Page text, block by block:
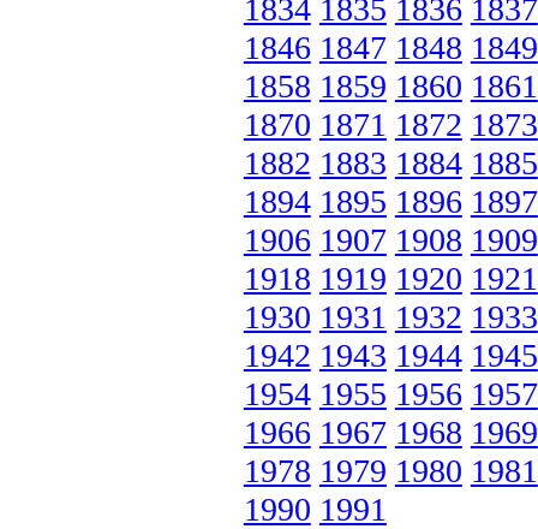
1834 1835 1836 1837
1846 1847 1848 1849
1858 1859 1860 1861
1870 1871 1872 1873
1882 1883 1884 1885
1894 1895 1896 1897
1906 1907 1908 1909
1918 1919 1920 1921
1930 1931 1932 1933
1942 1943 1944 1945
1954 1955 1956 1957
1966 1967 1968 1969
1978 1979 1980 1981
1990 1991